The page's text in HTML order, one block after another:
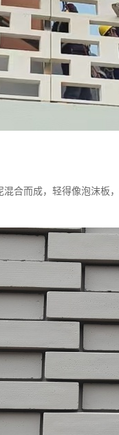
混合而成，轻得像泡沫